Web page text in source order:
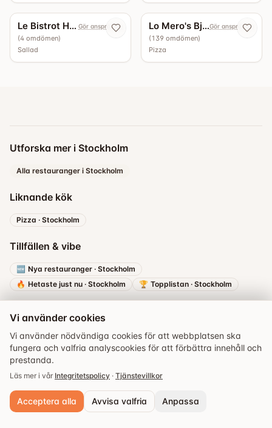
4.0
Le Bistrot Hötorgshallen Gör anspråk nu
(4 omdömen)
Sallad
3.7
Lo Mero's BjörkhagenGör anspråk nu
(139 omdömen)
Pizza
Utforska mer i Stockholm
Alla restauranger i Stockholm
Liknande kök
Pizza · Stockholm
Tillfällen & vibe
🆕 Nya restauranger · Stockholm
🔥 Hetaste just nu · Stockholm 🏆 Topplistan · Stockholm
Boka bord
Vi använder cookies
Vi använder nödvändiga cookies för att webbplatsen ska
fungera och valfria analyscookies för att förbättra innehåll och
prestanda.
Läs mer i vår Integritetspolicy · Tjänstevillkor
Acceptera alla Avvisa valfria Anpassa